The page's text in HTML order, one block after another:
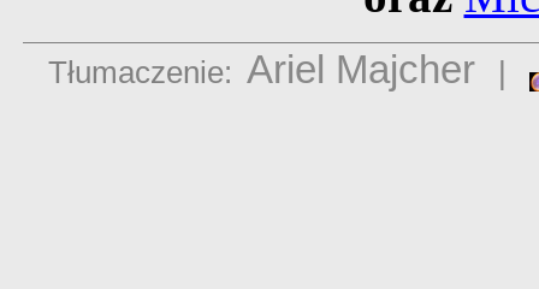
Tłumaczenie: Ariel Majcher |